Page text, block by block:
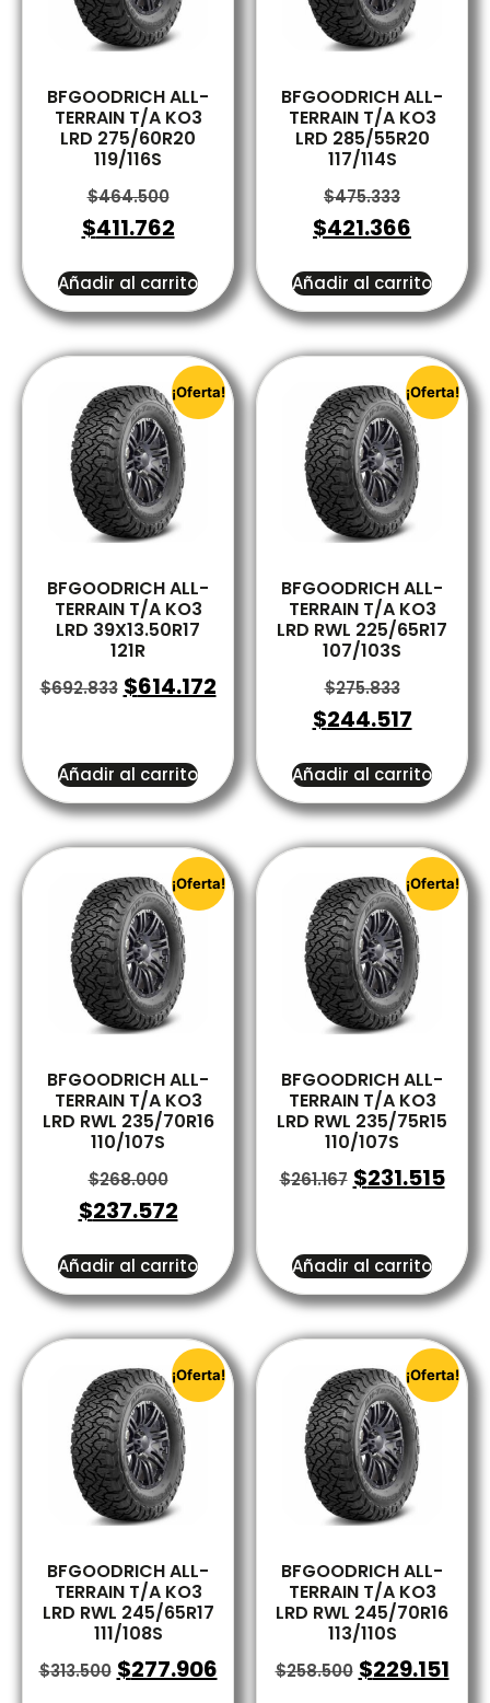
BFGOODRICH ALL-
TERRAIN T/A KO3
LRD 275/60R20
119/116S
$464.500
$411.762
Añadir al carrito
BFGOODRICH ALL-
TERRAIN T/A KO3
LRD 285/55R20
117/114S
$475.333
$421.366
Añadir al carrito
¡Oferta!
BFGOODRICH ALL-
TERRAIN T/A KO3
LRD 39X13.50R17
121R
$692.833 $614.172
Añadir al carrito
¡Oferta!
BFGOODRICH ALL-
TERRAIN T/A KO3
LRD RWL 225/65R17
107/103S
$275.833
$244.517
Añadir al carrito
¡Oferta!
BFGOODRICH ALL-
TERRAIN T/A KO3
LRD RWL 235/70R16
110/107S
$268.000
$237.572
Añadir al carrito
¡Oferta!
BFGOODRICH ALL-
TERRAIN T/A KO3
LRD RWL 235/75R15
110/107S
$261.167 $231.515
Añadir al carrito
¡Oferta!
BFGOODRICH ALL-
TERRAIN T/A KO3
LRD RWL 245/65R17
111/108S
$313.500 $277.906
¡Oferta!
BFGOODRICH ALL-
TERRAIN T/A KO3
LRD RWL 245/70R16
113/110S
$258.500 $229.151